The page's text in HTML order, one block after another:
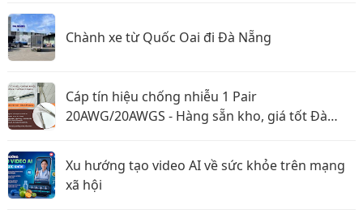
Chành xe từ Quốc Oai đi Đà Nẵng
Cáp tín hiệu chống nhiễu 1 Pair
20AWG/20AWGS - Hàng sẵn kho, giá tốt Đà
Xu hướng tạo video AI về sức khỏe trên mạng
xã hội